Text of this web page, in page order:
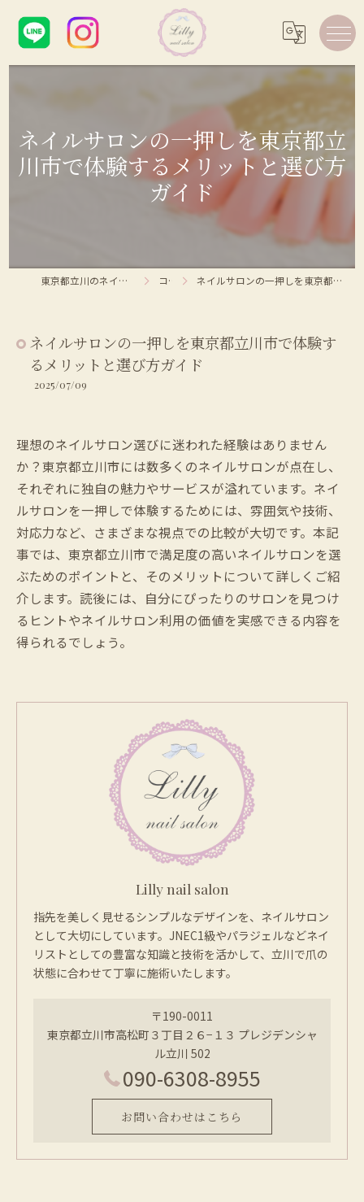
ネイルサロンの一押しを東京都立
川市で体験するメリットと選び方
ガイド
東京都立川のネイルサロンならLilly nail salon コラム ネイルサロンの一押しを東京都立川市で体験するメリットと選び方ガイド
ネイルサロンの一押しを東京都立川市で体験す
るメリットと選び方ガイド
2025/07/09
理想のネイルサロン選びに迷われた経験はありません
か？東京都立川市には数多くのネイルサロンが点在し、
それぞれに独自の魅力やサービスが溢れています。ネイ
ルサロンを一押しで体験するためには、雰囲気や技術、
対応力など、さまざまな視点での比較が大切です。本記
事では、東京都立川市で満足度の高いネイルサロンを選
ぶためのポイントと、そのメリットについて詳しくご紹
介します。読後には、自分にぴったりのサロンを見つけ
るヒントやネイルサロン利用の価値を実感できる内容を
得られるでしょう。
Lilly nail salon
指先を美しく見せるシンプルなデザインを、ネイルサロン
として大切にしています。JNEC1級やパラジェルなどネイ
リストとしての豊富な知識と技術を活かして、立川で爪の
状態に合わせて丁寧に施術いたします。
〒190-0011
東京都立川市高松町３丁目２６−１３ プレジデンシャ
ル立川 502
090-6308-8955
お問い合わせはこちら